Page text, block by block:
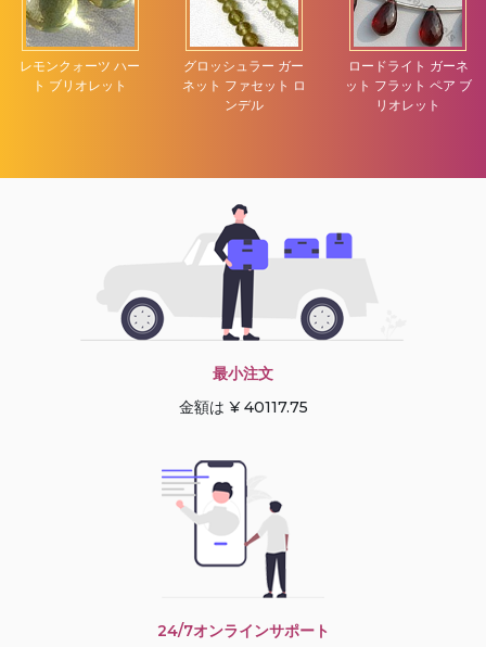
レモンクォーツ ハー
ト ブリオレット
グロッシュラー ガー
ネット ファセット ロ
ンデル
ロードライト ガーネ
ット フラット ペア ブ
リオレット
最小注文
金額は ¥ 40117.75
24/7オンラインサポート